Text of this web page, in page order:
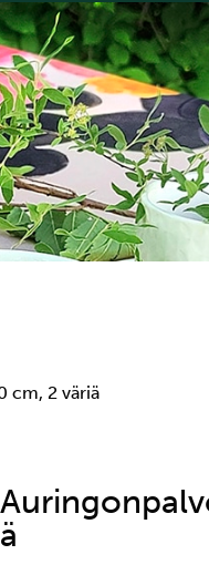
cm, 2 väriä